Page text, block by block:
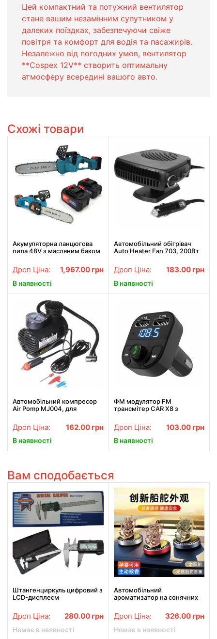
Цей компактний та потужний вентилятор
стане вашим незамінним супутником у
далеких поїздках, забезпечуючи свіже
повітря та комфорт для водія та пасажирів.
Незалежно від погодних умов, вентилятор
**Cospex 12V** створить оптимальну
атмосферу всередині вашого авто.
Схожі товари
Акумуляторна ланцюгова
пила 48V з масляним баком
акумулятори, Садова
електропила 12"
Дроп Ціна: 1,967.00 грн
В наявності
Автомобільний обігрівач
Auto Heater Fan 703, 200Вт
автопічка, автодувка
Дроп Ціна: 183.00 грн
В наявності
Автомобільний компресор
Air Pomp MJ004, для
автонасос
Дроп Ціна: 162.00 грн
В наявності
ФМ модулятор FM
трансмiтер CAR X8 з
Bluetooth MP3 (X8)
Дроп Ціна: 103.00 грн
В наявності
Вам сподобається
Штангенциркуль цифровий з
LCD-дисплеєм
Дроп Ціна: 280.00 грн
Немає в наявності
Автомобільний
ароматизатор на сонячних
якорем, океан
Дроп Ціна: 326.00 грн
Немає в наявності